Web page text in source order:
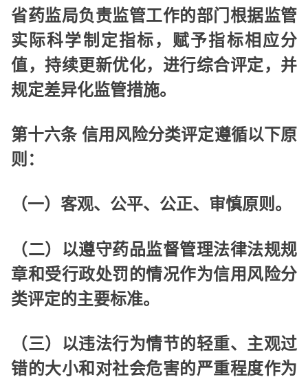
省药监局负责监管工作的部门根据监管
实际科学制定指标，赋予指标相应分
值，持续更新优化，进行综合评定，并
规定差异化监管措施。
第十六条 信用风险分类评定遵循以下原
则：
（一）客观、公平、公正、审慎原则。
（二）以遵守药品监督管理法律法规规
章和受行政处罚的情况作为信用风险分
类评定的主要标准。
（三）以违法行为情节的轻重、主观过
错的大小和对社会危害的严重程度作为